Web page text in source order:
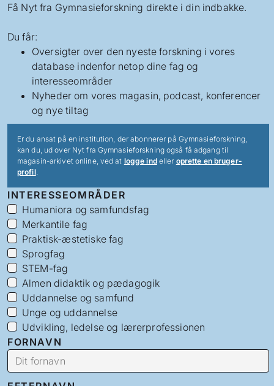
Få Nyt fra Gymnasieforskning direkte i din indbakke.
Du får:
Oversigter over den nyeste forskning i vores
database indenfor netop dine fag og
interesseområder
Nyheder om vores magasin, podcast, konferencer
og nye tiltag
Er du ansat på en institution, der abonnerer på Gymnasieforskning,
kan du, ud over Nyt fra Gymnasieforskning også få adgang til
magasin-arkivet online, ved at logge indeller oprette en bruger-
profil.
INTERESSEOMRÅDER
Humaniora og samfundsfag
Merkantile fag
Praktisk-æstetiske fag
Sprogfag
STEM-fag
Almen didaktik og pædagogik
Uddannelse og samfund
Unge og uddannelse
Udvikling, ledelse og lærerprofessionen
FORNAVN